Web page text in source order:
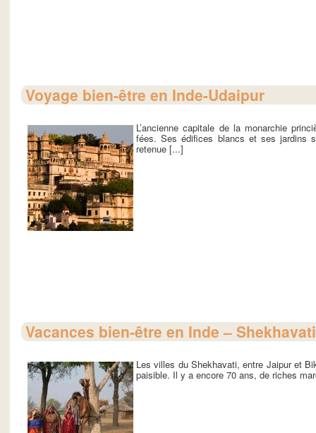
Voyage bien-être en Inde-Udaipur
L’ancienne capitale de la monarchie
fées. Ses édifices blancs et ses jardins
retenue [...]
Vacances bien-être en Inde – Shekhavati
Les villes du Shekhavati, entre Jaipur et
paisible. Il y a encore 70 ans, de riches